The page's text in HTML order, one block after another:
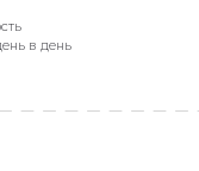
в день